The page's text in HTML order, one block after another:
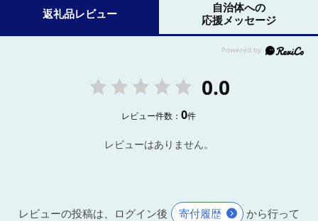
返礼品レビュー
自治体への
応援メッセージ
0.0
レビュー件数：0件
レビューはありません。
レビューの投稿は、ログイン後 寄付履歴 から行って